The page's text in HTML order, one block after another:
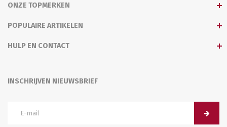
ONZE TOPMERKEN
POPULAIRE ARTIKELEN
HULP EN CONTACT
INSCHRIJVEN NIEUWSBRIEF